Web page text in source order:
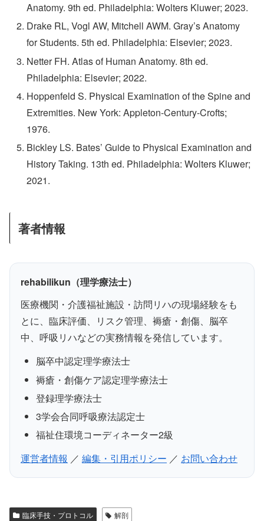
Anatomy. 9th ed. Philadelphia: Wolters Kluwer; 2023.
Drake RL, Vogl AW, Mitchell AWM. Gray’s Anatomy
for Students. 5th ed. Philadelphia: Elsevier; 2023.
Netter FH. Atlas of Human Anatomy. 8th ed.
Philadelphia: Elsevier; 2022.
Hoppenfeld S. Physical Examination of the Spine and
Extremities. New York: Appleton-Century-Crofts;
1976.
Bickley LS. Bates’ Guide to Physical Examination and
History Taking. 13th ed. Philadelphia: Wolters Kluwer;
2021.
著者情報
rehabilikun（理学療法士）
医療機関・介護福祉施設・訪問リハの現場経験をも
とに、臨床評価、リスク管理、褥瘡・創傷、脳卒
中、呼吸リハなどの実務情報を発信しています。
脳卒中認定理学療法士
褥瘡・創傷ケア認定理学療法士
登録理学療法士
3学会合同呼吸療法認定士
福祉住環境コーディネーター2級
運営者情報 ／ 編集・引用ポリシー ／ お問い合わせ
臨床手技・プロトコル 解剖